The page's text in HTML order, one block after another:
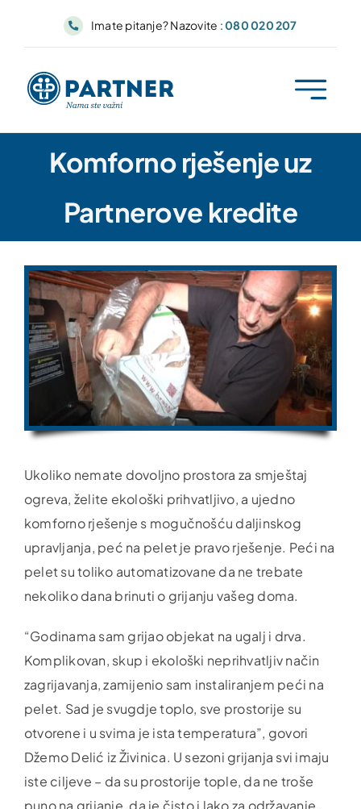
Imate pitanje? Nazovite :080 020 207
Komforno rješenje uz
Partnerove kredite
Ukoliko nemate dovoljno prostora za smještaj
ogreva, želite ekološki prihvatljivo, a ujedno
komforno rješenje s mogučnošću daljinskog
upravljanja, peć na pelet je pravo rješenje. Peći na
pelet su toliko automatizovane da ne trebate
nekoliko dana brinuti o grijanju vašeg doma.
“Godinama sam grijao objekat na ugalj i drva.
Komplikovan, skup i ekološki neprihvatljiv način
zagrijavanja, zamijenio sam instaliranjem peći na
pelet. Sad je svugdje toplo, sve prostorije su
otvorene i u svima je ista temperatura”, govori
Džemo Delić iz Živinica. U sezoni grijanja svi imaju
iste ciljeve – da su prostorije tople, da ne troše
puno na grijanje, da je čisto i lako za održavanje.